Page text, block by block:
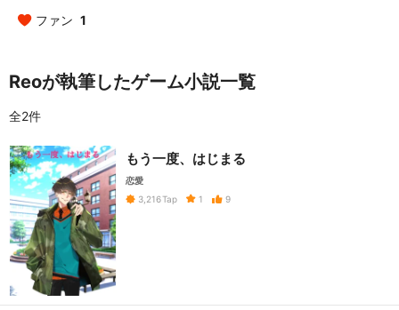
ファン 1
Reoが執筆したゲーム小説一覧
全2件
もう一度、はじまる
恋愛
3,216Tap 1 9